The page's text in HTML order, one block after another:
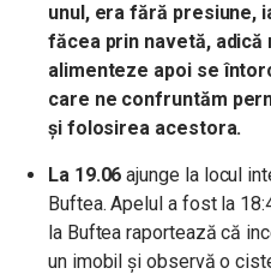
unul, era fără presiune,
făcea prin navetă, adică
alimenteze apoi se
care ne confruntăm
și folosirea acestora.
La 19.06 ajunge la locul
Buftea. Apelul a fost la
la Buftea raportează că
un imobil și observă o